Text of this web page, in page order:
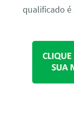
qualificado é